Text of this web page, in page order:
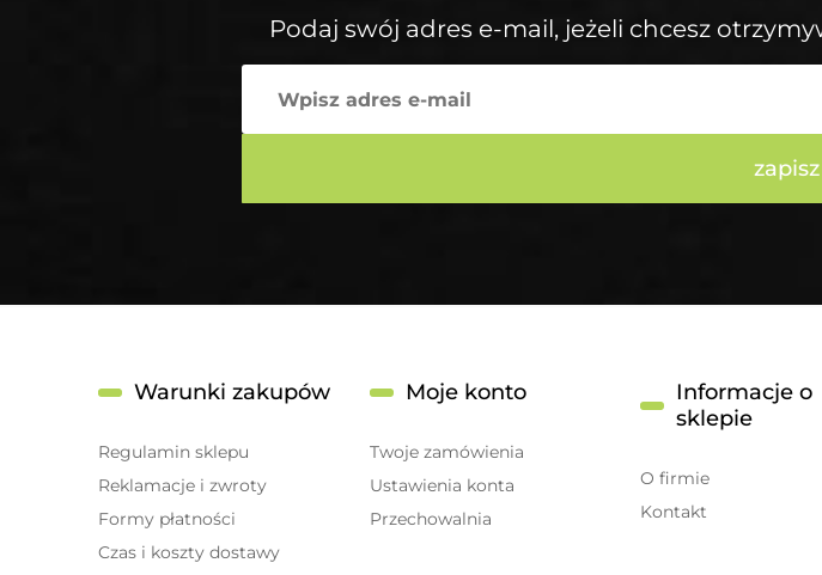
Podaj swój adres e-mail, jeżeli chcesz
Warunki zakupów
Regulamin sklepu
Reklamacje i zwroty
Formy płatności
Czas i koszty dostawy
Moje konto
Twoje zamówienia
Ustawienia konta
Przechowalnia
Informacje o
sklepie
O firmie
Kontakt